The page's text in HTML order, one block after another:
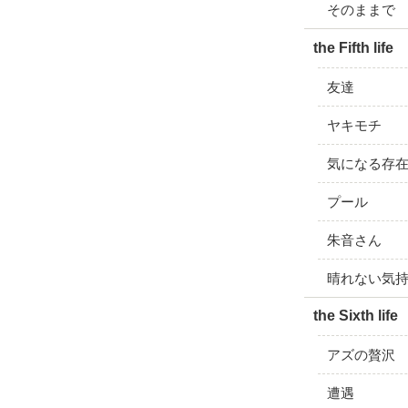
そのままで
the Fifth life
友達
ヤキモチ
気になる存
プール
朱音さん
晴れない気
the Sixth life
アズの贅沢
遭遇